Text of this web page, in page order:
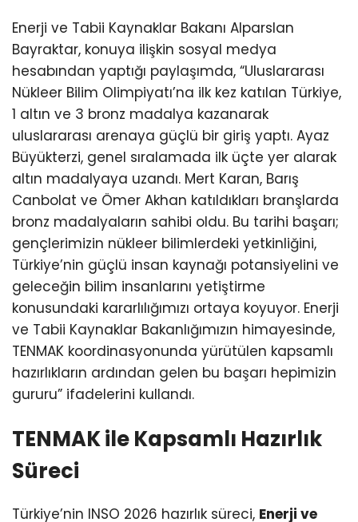
Enerji ve Tabii Kaynaklar Bakanı Alparslan
Bayraktar, konuya ilişkin sosyal medya
hesabından yaptığı paylaşımda, “Uluslararası
Nükleer Bilim Olimpiyatı’na ilk kez katılan Türkiye,
1 altın ve 3 bronz madalya kazanarak
uluslararası arenaya güçlü bir giriş yaptı. Ayaz
Büyükterzi, genel sıralamada ilk üçte yer alarak
altın madalyaya uzandı. Mert Karan, Barış
Canbolat ve Ömer Akhan katıldıkları branşlarda
bronz madalyaların sahibi oldu. Bu tarihi başarı;
gençlerimizin nükleer bilimlerdeki yetkinliğini,
Türkiye’nin güçlü insan kaynağı potansiyelini ve
geleceğin bilim insanlarını yetiştirme
konusundaki kararlılığımızı ortaya koyuyor. Enerji
ve Tabii Kaynaklar Bakanlığımızın himayesinde,
TENMAK koordinasyonunda yürütülen kapsamlı
hazırlıkların ardından gelen bu başarı hepimizin
gururu” ifadelerini kullandı.
TENMAK ile Kapsamlı Hazırlık
Süreci
Türkiye’nin INSO 2026 hazırlık süreci, Enerji ve